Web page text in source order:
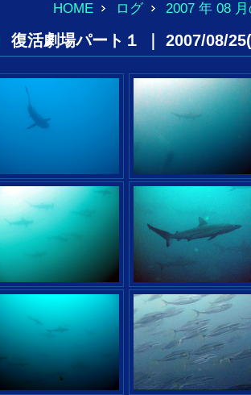
HOME ログ 2007 年 08
復活劇場パート１ ｜ 2007/08/